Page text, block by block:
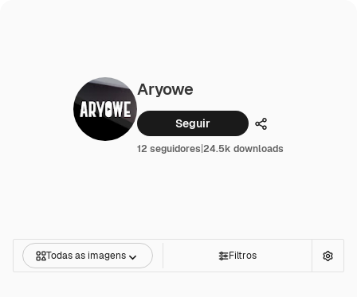
Aryowe
Seguir Compartilhar
12 seguidores|24.5k downloads
Todas as imagens Filtros